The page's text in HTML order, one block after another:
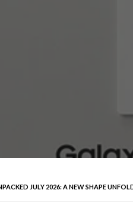
JULY 2026: A NEW SHAPE